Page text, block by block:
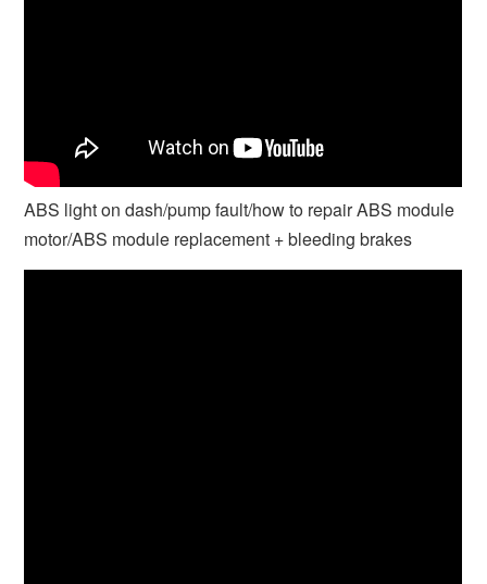
ABS light on dash/pump fault/how to repair ABS module
motor/ABS module replacement + bleeding brakes